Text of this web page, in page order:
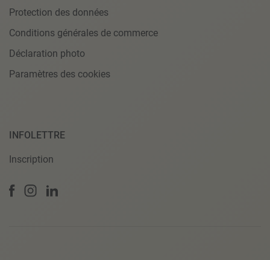
Protection des données
Conditions générales de commerce
Déclaration photo
Paramètres des cookies
INFOLETTRE
Inscription